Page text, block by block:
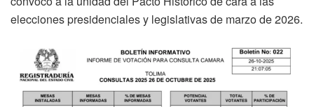
elecciones presidenciales y legislativas de marzo de 2026.